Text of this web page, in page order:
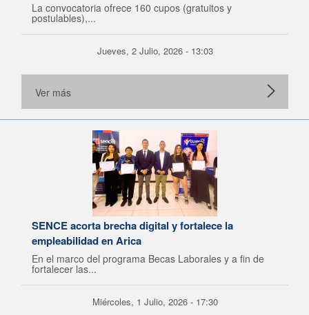
La convocatoria ofrece 160 cupos (gratuitos y
postulables),...
Jueves, 2 Julio, 2026 - 13:03
Ver más
SENCE acorta brecha digital y fortalece la
empleabilidad en Arica
En el marco del programa Becas Laborales y a fin de
fortalecer las...
Miércoles, 1 Julio, 2026 - 17:30